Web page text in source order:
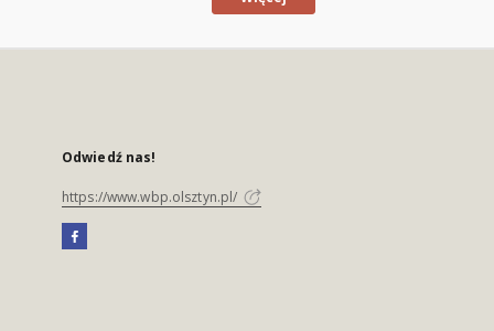
Odwiedź nas!
https://www.wbp.olsztyn.pl/